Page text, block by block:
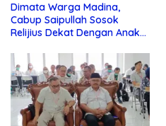
Dimata Warga Madina,
Cabup Saipullah Sosok
Relijius Dekat Dengan Anak